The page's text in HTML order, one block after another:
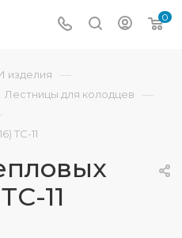
0
изделия —
Лестницы для колодцев —
ТС-11
11